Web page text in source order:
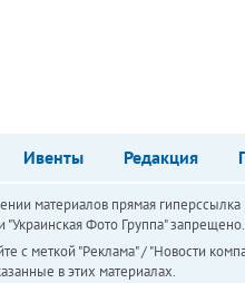
Ивенты Редакция
материалов прямая
"Украинская Фото Группа" запрещено.
с меткой "Реклама" / "Новости
в этих материалах.